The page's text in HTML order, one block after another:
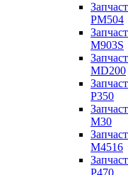
PM504
M903S
MD200
P350
M30
M4516
P470